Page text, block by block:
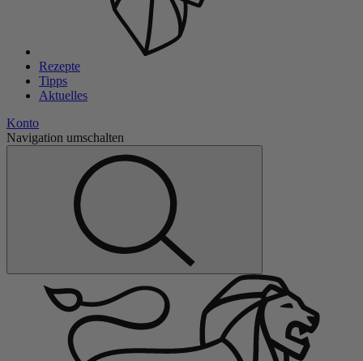
Rezepte
Tipps
Aktuelles
Konto
Navigation umschalten